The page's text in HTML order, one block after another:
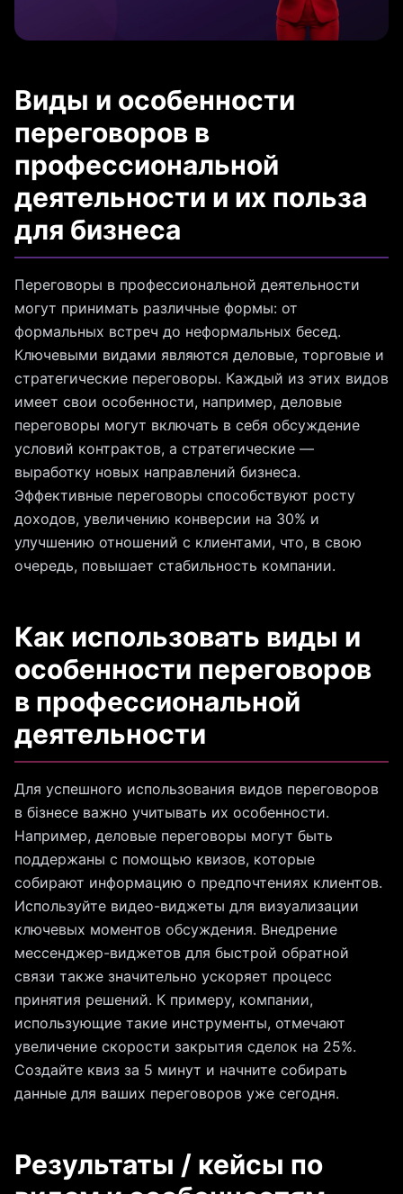
Виды и особенности
переговоров в
профессиональной
деятельности и их польза
для бизнеса
Переговоры в профессиональной деятельности
могут принимать различные формы: от
формальных встреч до неформальных бесед.
Ключевыми видами являются деловые, торговые и
стратегические переговоры. Каждый из этих видов
имеет свои особенности, например, деловые
переговоры могут включать в себя обсуждение
условий контрактов, а стратегические —
выработку новых направлений бизнеса.
Эффективные переговоры способствуют росту
доходов, увеличению конверсии на 30% и
улучшению отношений с клиентами, что, в свою
очередь, повышает стабильность компании.
Как использовать виды и
особенности переговоров
в профессиональной
деятельности
Для успешного использования видов переговоров
в бізнесе важно учитывать их особенности.
Например, деловые переговоры могут быть
поддержаны с помощью квизов, которые
собирают информацию о предпочтениях клиентов.
Используйте видео-виджеты для визуализации
ключевых моментов обсуждения. Внедрение
мессенджер-виджетов для быстрой обратной
связи также значительно ускоряет процесс
принятия решений. К примеру, компании,
использующие такие инструменты, отмечают
увеличение скорости закрытия сделок на 25%.
Создайте квиз за 5 минут и начните собирать
данные для ваших переговоров уже сегодня.
Результаты / кейсы по